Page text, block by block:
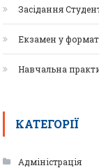
Засідання
Екзамен у
Навчальна
КАТЕГОРІЇ
Адміністрація